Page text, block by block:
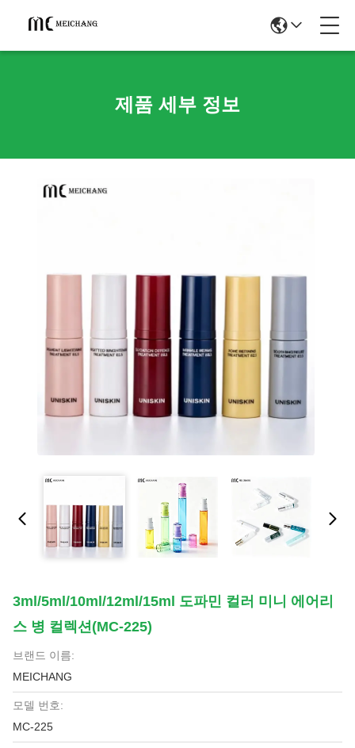
제품 세부 정보
3ml/5ml/10ml/12ml/15ml 도파민 컬러 미니 에어리
스 병 컬렉션(MC-225)
브랜드 이름:
MEICHANG
모델 번호:
MC-225